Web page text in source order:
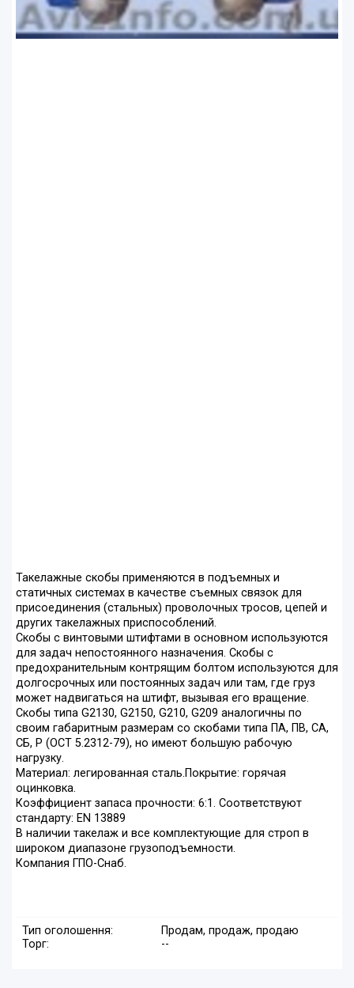
Такелажные скобы применяются в подъемных и
статичных системах в качестве съемных связок для
присоединения (стальных) проволочных тросов, цепей и
других такелажных приспособлений.
Скобы с винтовыми штифтами в основном используются
для задач непостоянного назначения. Скобы с
предохранительным контрящим болтом используются для
долгосрочных или постоянных задач или там, где груз
может надвигаться на штифт, вызывая его вращение.
Скобы типа G2130, G2150, G210, G209 аналогичны по
своим габаритным размерам со скобами типа ПА, ПВ, СА,
СБ, Р (ОСТ 5.2312-79), но имеют большую рабочую
нагрузку.
Материал: легированная сталь.Покрытие: горячая
оцинковка.
Коэффициент запаса прочности: 6:1. Соответствуют
стандарту: EN 13889
В наличии такелаж и все комплектующие для строп в
широком диапазоне грузоподъемности.
Компания ГПО-Снаб.
Тип оголошення:
Продам, продаж, продаю
Торг:
--